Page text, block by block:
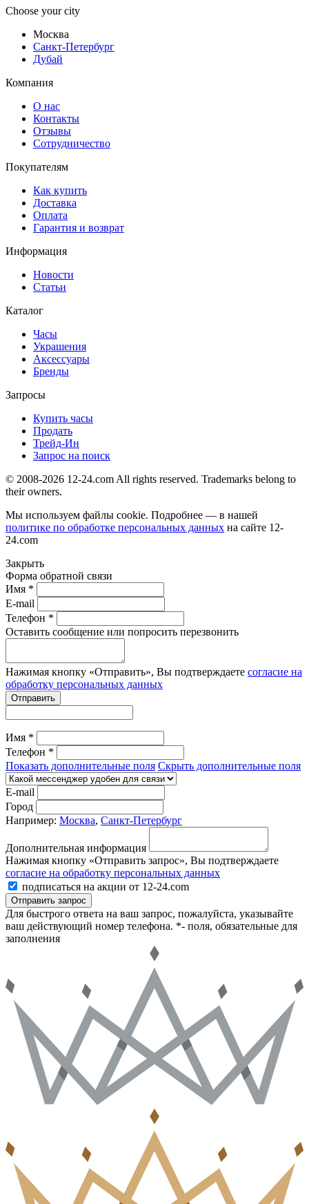
Choose your city
Москва
Санкт-Петербург
Дубай
Компания
О нас
Контакты
Отзывы
Сотрудничество
Покупателям
Как купить
Доставка
Оплата
Гарантия и возврат
Информация
Новости
Статьи
Каталог
Часы
Украшения
Аксессуары
Бренды
Запросы
Купить часы
Продать
Трейд-Ин
Запрос на поиск
© 2008-2026 12-24.com All rights reserved. Trademarks belong to
their owners.
Мы используем файлы cookie. Подробнее — в нашей
политике по обработке персональных данных на сайте 12-
24.com
Закрыть
Форма обратной связи
Имя *
E-mail
Телефон *
Оставить сообщение или попросить перезвонить
Нажимая кнопку «Отправить», Вы подтверждаете согласие на
обработку персональных данных
Отправить
Имя *
Телефон *
Показать дополнительные поля Скрыть дополнительные поля
E-mail
Город
Например: Москва, Санкт-Петербург
Дополнительная информация
Нажимая кнопку «Отправить запрос», Вы подтверждаете
согласие на обработку персональных данных
подписаться на акции от 12-24.com
Отправить запрос
Для быстрого ответа на ваш запрос, пожалуйста, указывайте
ваш действующий номер телефона. *- поля, обязательные для
заполнения